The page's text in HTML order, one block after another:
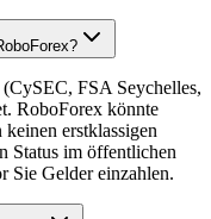
FSA Seychelles,
RoboForex könnte
erstklassigen
Status im öffentlichen
Sie Gelder einzahlen.